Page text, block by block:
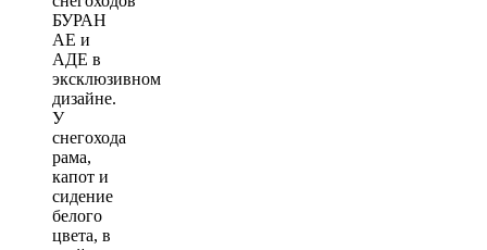
БУРАН
АЕ и
АДЕ в
эксклюзивном
дизайне.
У
снегохода
рама,
капот и
сидение
белого
цвета, в